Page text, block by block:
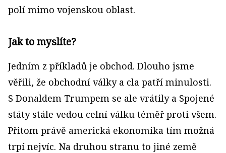
polí mimo vojenskou oblast.
Jak to myslíte?
Jedním z příkladů je obchod. Dlouho jsme
věřili, že obchodní války a cla patří minulosti.
S Donaldem Trumpem se ale vrátily a Spojené
státy stále vedou celní válku téměř proti všem.
Přitom právě americká ekonomika tím možná
trpí nejvíc. Na druhou stranu to jiné země